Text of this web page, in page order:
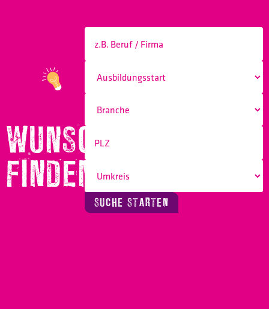
WUNSCHBERUF
FINDEN!
SUCHE STARTEN